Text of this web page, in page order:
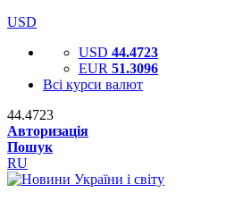
USD
USD 44.4723
EUR 51.3096
Всі курси валют
44.4723
Авторизація
Пошук
RU